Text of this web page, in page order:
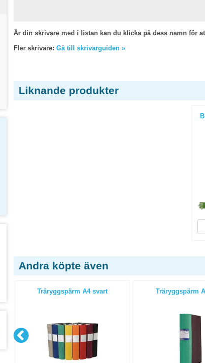
Är din skrivare med i listan kan du klicka på dess namn för
Fler skrivare: Gå till skrivarguiden »
Liknande produkter
Andra köpte även
Träryggspärm A4 svart Träryggspärm